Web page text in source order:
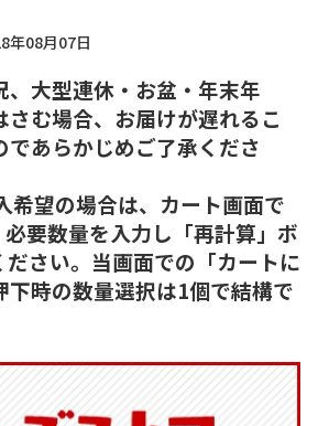
年08月07日
大型連休・お盆・年末年
む場合、お届けが遅れるこ
であらかじめご了承くださ
望の場合は、カート画面で
必要数量を入力し「再計算」ボ
ださい。当画面での「カートに
下時の数量選択は1個で結構で